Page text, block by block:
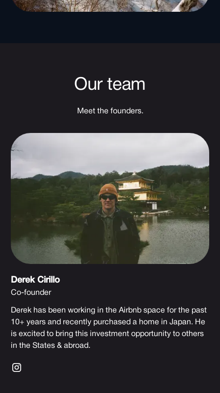
Our team
Meet the founders.
Derek Cirillo
Co-founder
Derek has been working in the Airbnb space for the past
10+ years and recently purchased a home in Japan. He
is excited to bring this investment opportunity to others
in the States & abroad.